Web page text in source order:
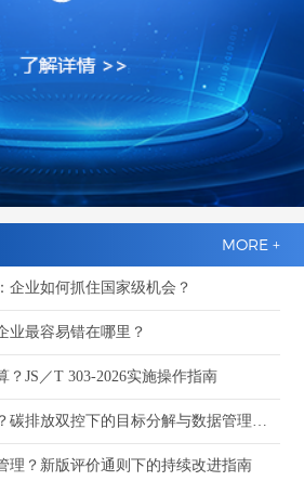
MORE +
企业如何抓住国家级机会？
业最容易错在哪里？
？JS／T 303-2026实施操作指南
理？新版评价通则下的持续改进指南